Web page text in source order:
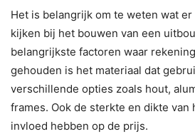
Het is belangrijk om te weten wat
kijken bij het bouwen van een
belangrijkste factoren waar
gehouden is het materiaal dat
verschillende opties zoals hout,
frames. Ook de sterkte en dikte van
invloed hebben op de prijs.